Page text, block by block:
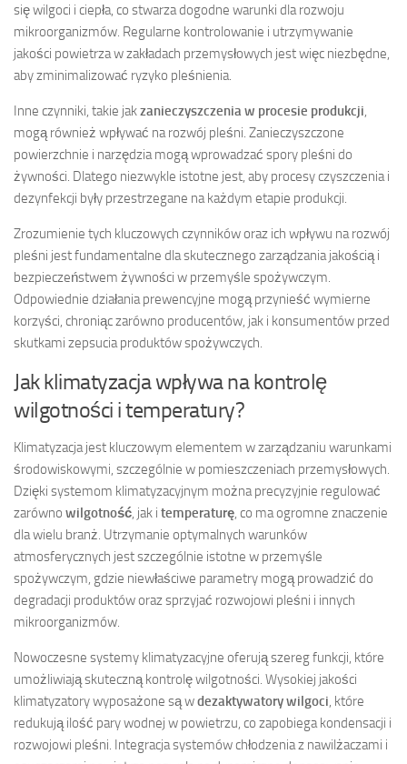
się wilgoci i ciepła, co stwarza dogodne warunki dla rozwoju
mikroorganizmów. Regularne kontrolowanie i utrzymywanie
jakości powietrza w zakładach przemysłowych jest więc niezbędne,
aby zminimalizować ryzyko pleśnienia.
Inne czynniki, takie jakzanieczyszczenia w procesie produkcji,
mogą również wpływać na rozwój pleśni. Zanieczyszczone
powierzchnie i narzędzia mogą wprowadzać spory pleśni do
żywności. Dlatego niezwykle istotne jest, aby procesy czyszczenia i
dezynfekcji były przestrzegane na każdym etapie produkcji.
Zrozumienie tych kluczowych czynników oraz ich wpływu na rozwój
pleśni jest fundamentalne dla skutecznego zarządzania jakością i
bezpieczeństwem żywności w przemyśle spożywczym.
Odpowiednie działania prewencyjne mogą przynieść wymierne
korzyści, chroniąc zarówno producentów, jak i konsumentów przed
skutkami zepsucia produktów spożywczych.
Jak klimatyzacja wpływa na kontrolę
wilgotności i temperatury?
Klimatyzacja jest kluczowym elementem w zarządzaniu warunkami
środowiskowymi, szczególnie w pomieszczeniach przemysłowych.
Dzięki systemom klimatyzacyjnym można precyzyjnie regulować
zarówno wilgotność, jak i temperaturę, co ma ogromne znaczenie
dla wielu branż. Utrzymanie optymalnych warunków
atmosferycznych jest szczególnie istotne w przemyśle
spożywczym, gdzie niewłaściwe parametry mogą prowadzić do
degradacji produktów oraz sprzyjać rozwojowi pleśni i innych
mikroorganizmów.
Nowoczesne systemy klimatyzacyjne oferują szereg funkcji, które
umożliwiają skuteczną kontrolę wilgotności. Wysokiej jakości
klimatyzatory wyposażone są wdezaktywatory wilgoci, które
redukują ilość pary wodnej w powietrzu, co zapobiega kondensacji i
rozwojowi pleśni. Integracja systemów chłodzenia z nawilżaczami i